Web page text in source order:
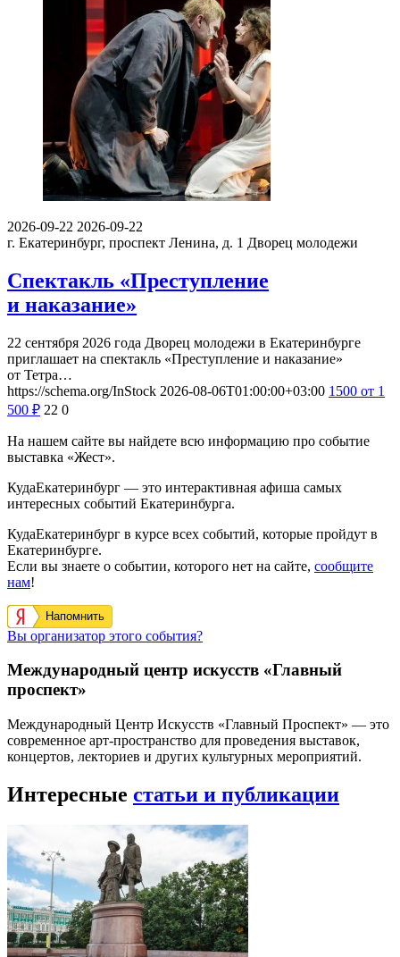
2026-09-22 2026-09-22
г. Екатеринбург, проспект Ленина, д. 1 Дворец молодежи
Спектакль «Преступление
и наказание»
22 сентября 2026 года Дворец молодежи в Екатеринбурге
приглашает на спектакль «Преступление и наказание»
от Тетра…
https://schema.org/InStock 2026-08-06T01:00:00+03:00 1500 от 1
500 ₽ 22 0
На нашем сайте вы найдете всю информацию про событие
выставка «Жест».
КудаЕкатеринбург — это интерактивная афиша самых
интересных событий Екатеринбурга.
КудаЕкатеринбург в курсе всех событий, которые пройдут в
Екатеринбурге.
Если вы знаете о событии, которого нет на сайте, сообщите
нам!
Напомнить
Вы организатор этого события?
Международный центр искусств «Главный
проспект»
Международный Центр Искусств «Главный Проспект» — это
современное арт-пространство для проведения выставок,
концертов, лекториев и других культурных мероприятий.
Интересные статьи и публикации